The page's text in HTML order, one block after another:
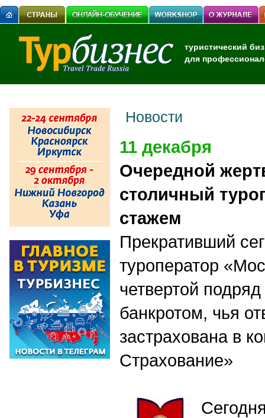
туристический
для
Новости
11 декабря
Очередной
столичный
стажем
Прекративший
туроператор
четвертой
банкротом, чья
застрахована в
Страхование»